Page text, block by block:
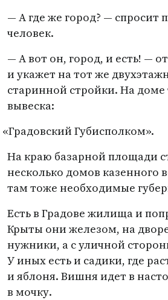
— А где же город? — спросит
человек.
— А вот он, город, и есть! —
и укажет на тот же
старинной стройки. На доме
вывеска:
«Градовский Губисполком».
На краю базарной площади
несколько домов казенного
там тоже необходимые
Есть в Градове жилища и
Крыты они железом, на
нужники, а с уличной
У иных есть и садики, где
и яблоня. Вишня идет в
в мочку.